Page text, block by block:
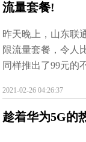
流量套餐!
昨天晚上，山东联
限流量套餐，令人
同样推出了99元的
2021-02-26 04:26:37
趁着华为5G的